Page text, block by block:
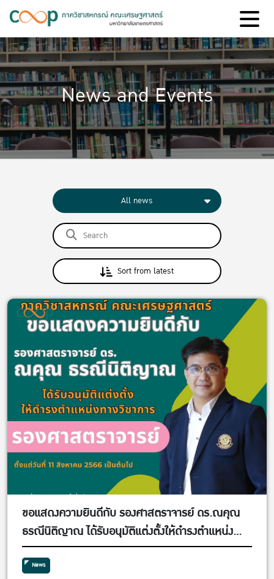
News and Events
All news
Sort from latest
ขอแสดงความยินดีกับ รองศาสตราจารย์ ดร.ณคุณ
ธรณีนิติญาณ ได้รับอนุมัติแต่งตั้งให้ดำรงตำแหน่ง
ทางวิชาการ รองศาสตราจารย์
News